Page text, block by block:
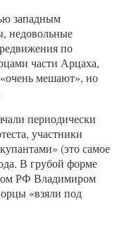
западным
недовольные
по
части Арцаха,
мешают», но
периодически
участники
(это самое
В грубой форме
РФ Владимиром
«взяли под